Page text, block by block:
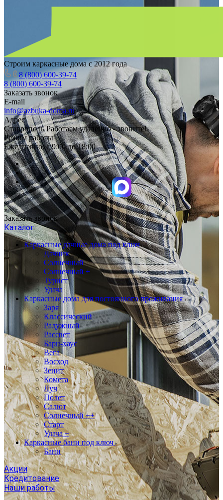
Строим каркасные дома с 2012 года
8 (800) 600-39-74
8 (800) 600-39-74
Заказать звонок
E-mail
info@azbuka-doma.ru
Адрес
Ставрополь Работаем удаленно - звоните!
Режим работы
Ежедневно: с 9:00 до 18:00
Заказать звонок
Каталог
Каркасные дачные дома под ключ
Дачник
Солнечный
Солнечный +
Турист
Удача
Каркасные дома для постоянного проживания
Заря
Классический
Радужный
Рассвет
Барн-хаус
Вега
Восход
Зенит
Комета
Луч
Полет
Салют
Солнечный ++
Старт
Удача +
Каркасные бани под ключ
Бани
Акции
Кредитование
Наши работы